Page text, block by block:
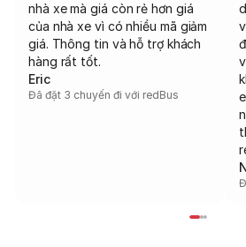
nhà xe mà giá còn rẻ hơn giá
của nhà xe vì có nhiều mã giảm
giá. Thông tin và hỗ trợ khách
hàng rất tốt.
Eric
Đã đặt 3 chuyến đi với redBus